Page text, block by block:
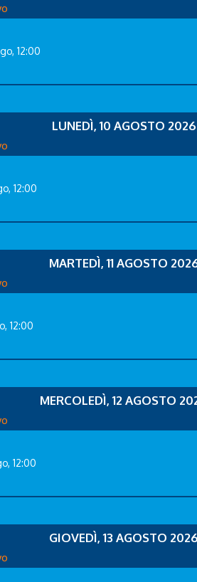
12:00
LUNEDÌ, 10 AGOSTO 2026
12:00
MARTEDÌ, 11 AGOSTO
12:00
MERCOLEDÌ, 12 AGOSTO
12:00
GIOVEDÌ, 13 AGOSTO 2026